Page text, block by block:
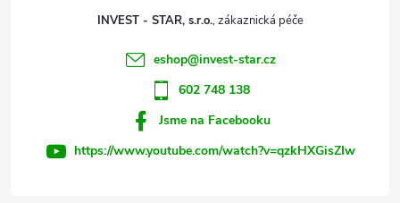
INVEST - STAR, s.r.o.
eshop@invest-star.cz
602 748 138
Jsme na Facebooku
https://www.youtube.com/watch?v=qzkHXGisZIw